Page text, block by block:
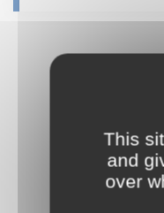
This
and
over